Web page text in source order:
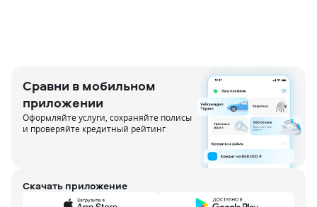
Сравни в мобильном
приложении
Оформляйте услуги, сохраняйте полисы
и проверяйте кредитный рейтинг
Скачать приложение